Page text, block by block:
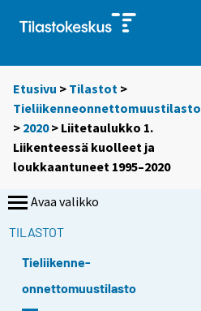
Etusivu > Tilastot >
Tieliikenneonnettomuustilasto
> 2020> Liitetaulukko 1.
Liikenteessä kuolleet ja
loukkaantuneet 1995–2020
Avaa valikko
TILASTOT
Tieliikenne-
onnettomuustilasto